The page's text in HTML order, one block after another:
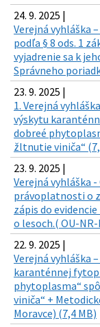
24. 9. 2025 |
Verejná vyhláška
podľa § 8 ods. 1
vyjadrenie sa k
Správneho
23. 9. 2025 |
1. Verejná
výskytu
dobreé
žltnutie viniča“
23. 9. 2025 |
Verejná vyhláška
právoplatnosti o
zápis do
o lesoch.( OU-
22. 9. 2025 |
Verejná vyhláška
karanténnej
phytoplasma“
viniča“ +
Moravce) (7,4 MB)